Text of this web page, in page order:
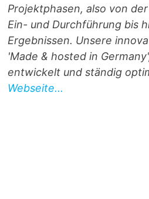
Projektphasen, also von
Ein- und Durchführung bis
Ergebnissen. Unsere
'Made & hosted in
entwickelt und ständig
Webseite...